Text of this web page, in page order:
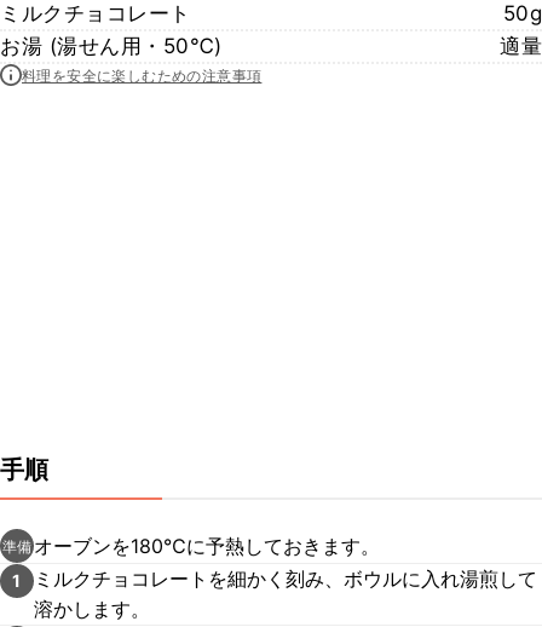
ミルクチョコレート
50g
お湯 (湯せん用・50℃)
適量
料理を安全に楽しむための注意事項
手順
準備 オーブンを180℃に予熱しておきます。
1
ミルクチョコレートを細かく刻み、ボウルに入れ湯煎して
溶かします。